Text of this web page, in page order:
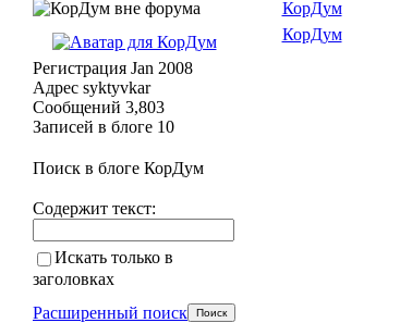
КорДум
Регистрация Jan 2008
Адрес syktyvkar
Сообщений 3,803
Записей в блоге 10
Поиск в блоге КорДум
Содержит текст:
Искать только в
заголовках
Расширенный поиск